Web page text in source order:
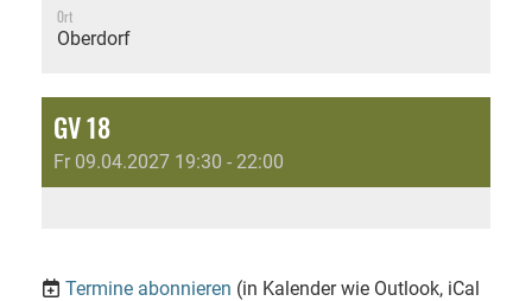
Ort
Oberdorf
GV 18
Fr 09.04.2027 19:30 - 22:00
Termine abonnieren (in Kalender wie Outlook, iCal